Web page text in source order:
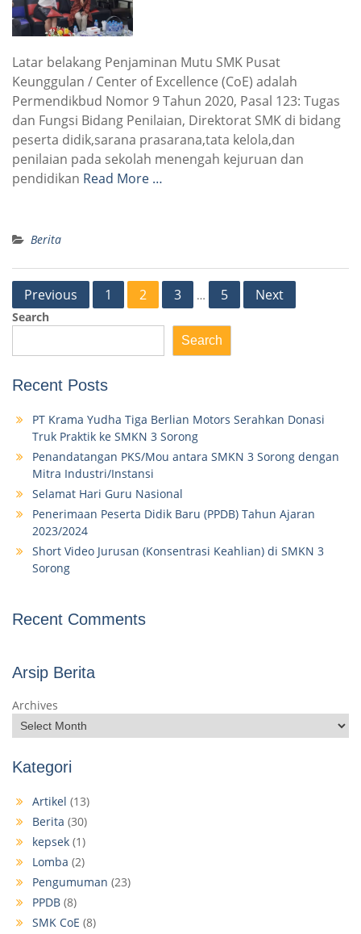
Latar belakang Penjaminan Mutu SMK Pusat
Keunggulan / Center of Excellence (CoE) adalah
Permendikbud Nomor 9 Tahun 2020, Pasal 123: Tugas
dan Fungsi Bidang Penilaian, Direktorat SMK di bidang
peserta didik,sarana prasarana,tata kelola,dan
penilaian pada sekolah menengah kejuruan dan
pendidikan Read More …
Berita
Posts
pagination
Previous 1 2 3 … 5 Next
Search
Search
Recent Posts
PT Krama Yudha Tiga Berlian Motors Serahkan Donasi
Truk Praktik ke SMKN 3 Sorong
Penandatangan PKS/Mou antara SMKN 3 Sorong dengan
Mitra Industri/Instansi
Selamat Hari Guru Nasional
Penerimaan Peserta Didik Baru (PPDB) Tahun Ajaran
2023/2024
Short Video Jurusan (Konsentrasi Keahlian) di SMKN 3
Sorong
Recent Comments
Arsip Berita
Archives
Kategori
Artikel (13)
Berita (30)
kepsek (1)
Lomba (2)
Pengumuman (23)
PPDB (8)
SMK CoE (8)